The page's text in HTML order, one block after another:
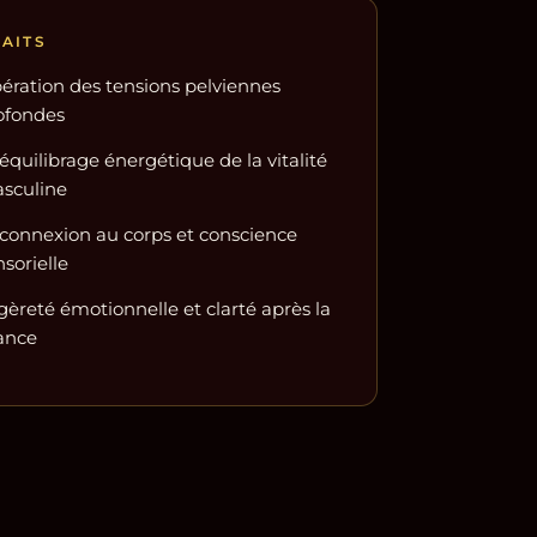
des tensions pelviennes
énergétique de la vitalité
au corps et conscience
émotionnelle et clarté après la